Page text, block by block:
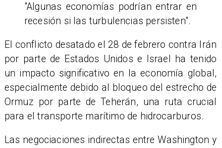
"Algunas economías podrían entrar en
recesión si las turbulencias persisten".
El conflicto desatado el 28 de febrero contra Irán
por parte de Estados Unidos e Israel ha tenido
un impacto significativo en la economía global,
especialmente debido al bloqueo del estrecho de
Ormuz por parte de Teherán, una ruta crucial
para el transporte marítimo de hidrocarburos.
Las negociaciones indirectas entre Washington y